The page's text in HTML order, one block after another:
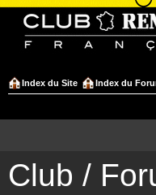
Index du Site Index du
Club /